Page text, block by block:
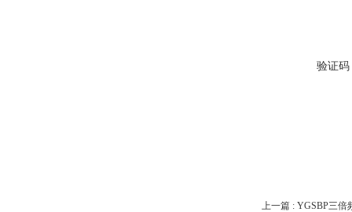
验证码
上一篇 : YGSBP三倍